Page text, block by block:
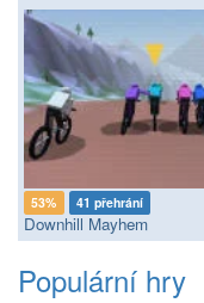
53% 41 přehrání
Downhill Mayhem
Populární hry